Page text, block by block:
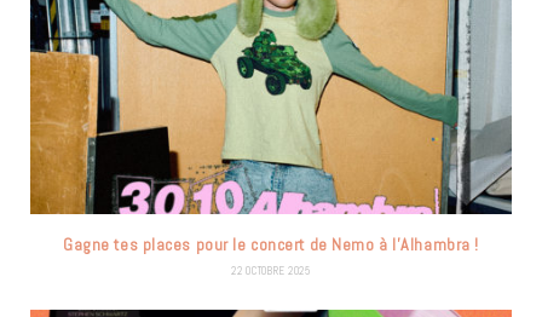
Gagne tes places pour le concert de Nemo à l’Alhambra !
22 OCTOBRE 2025